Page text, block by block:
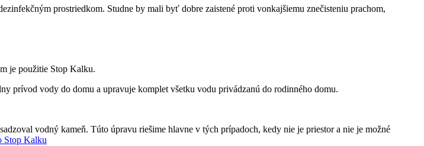
prostriedkom. Studne by mali byť dobre zaistené proti vonkajšiemu znečisteniu prachom,
je použitie Stop Kalku.
prívod vody do domu a upravuje komplet všetku vodu privádzanú do rodinného domu.
vodný kameň. Túto úpravu riešime hlavne v tých prípadoch, kedy nie je priestor a nie je možné
Stop Kalku